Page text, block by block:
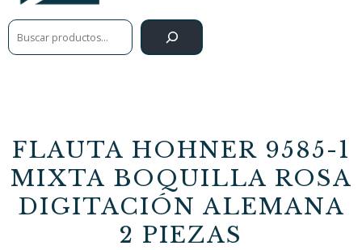
Buscar
FLAUTA HOHNER 9585-1
MIXTA BOQUILLA ROSA
DIGITACIÓN ALEMANA
2 PIEZAS